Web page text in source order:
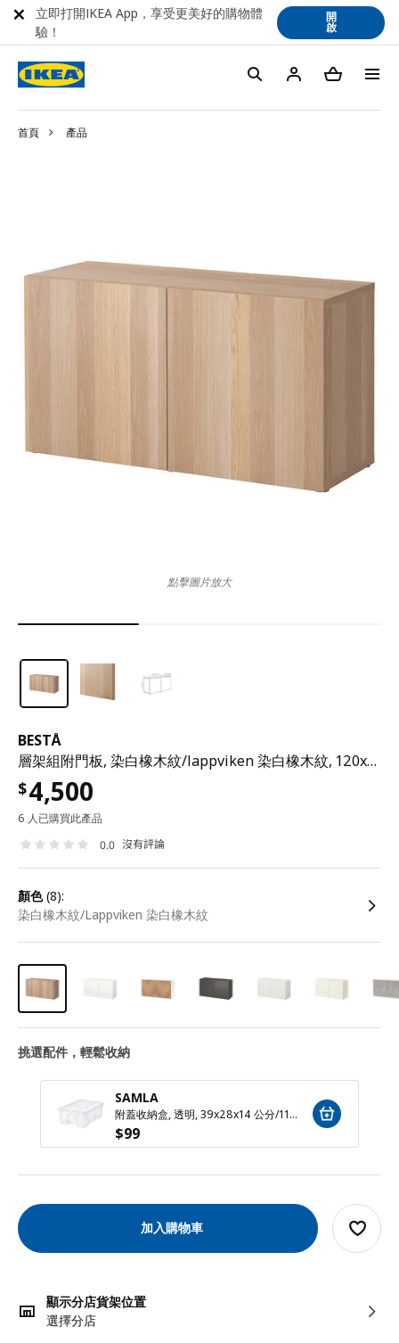
首頁 產品
BESTÅ
層架組附門板, 染白橡木紋/lappviken 染白橡木紋, 120x42x64 公分
$4,500
6 人已購買此產品
0.0 沒有評論
顏色(8):
染白橡木紋/Lappviken 染白橡木紋
挑選配件，輕鬆收納
SAMLA
附蓋收納盒, 透明, 39x28x14 公分/11 公升
$99
加入購物車
顯示分店貨架位置
選擇分店
點擊圖片放大
立即打開IKEA App，享受更美好的購物體
驗！
開
啟